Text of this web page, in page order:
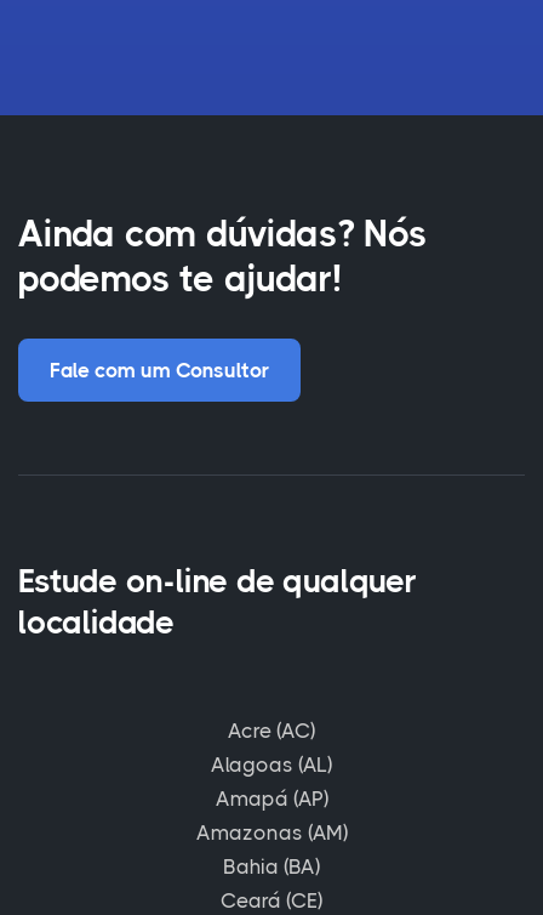
Ainda com dúvidas? Nós
podemos te ajudar!
Fale com um Consultor
Estude on-line de qualquer
localidade
Acre (AC)
Alagoas (AL)
Amapá (AP)
Amazonas (AM)
Bahia (BA)
Ceará (CE)